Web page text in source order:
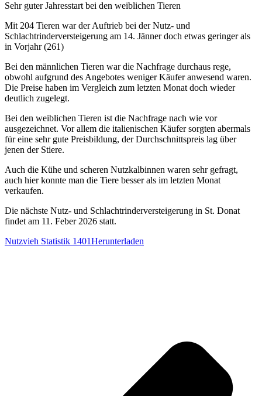
Sehr guter Jahresstart bei den weiblichen Tieren
Mit 204 Tieren war der Auftrieb bei der Nutz- und
Schlachtrinderversteigerung am 14. Jänner doch etwas geringer als
in Vorjahr (261)
Bei den männlichen Tieren war die Nachfrage durchaus rege,
obwohl aufgrund des Angebotes weniger Käufer anwesend waren.
Die Preise haben im Vergleich zum letzten Monat doch wieder
deutlich zugelegt.
Bei den weiblichen Tieren ist die Nachfrage nach wie vor
ausgezeichnet. Vor allem die italienischen Käufer sorgten abermals
für eine sehr gute Preisbildung, der Durchschnittspreis lag über
jenen der Stiere.
Auch die Kühe und scheren Nutzkalbinnen waren sehr gefragt,
auch hier konnte man die Tiere besser als im letzten Monat
verkaufen.
Die nächste Nutz- und Schlachtrinderversteigerung in St. Donat
findet am 11. Feber 2026 statt.
Nutzvieh Statistik 1401Herunterladen